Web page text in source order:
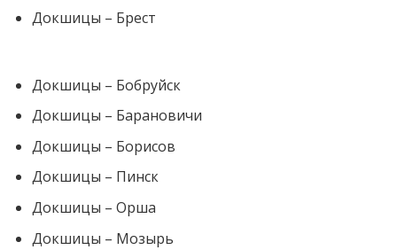
Докшицы – Брест
Докшицы – Бобруйск
Докшицы – Барановичи
Докшицы – Борисов
Докшицы – Пинск
Докшицы – Орша
Докшицы – Мозырь